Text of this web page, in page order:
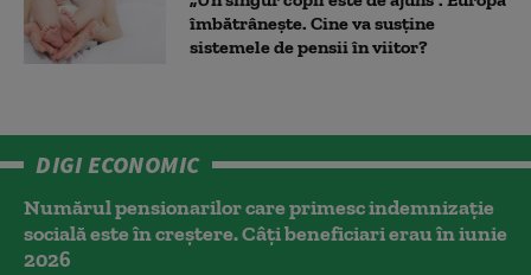
îmbătrânește. Cine va susține
sistemele de pensii în viitor?
DIGI ECONOMIC
Numărul pensionarilor care primesc indemnizaţie
socială este în creștere. Câți beneficiari erau în iunie
2026